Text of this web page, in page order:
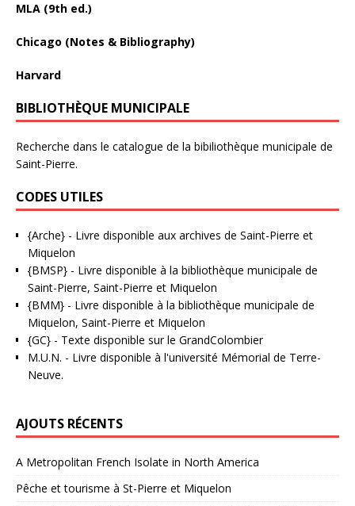
MLA (9th ed.)
Chicago (Notes & Bibliography)
Harvard
BIBLIOTHÈQUE MUNICIPALE
Recherche dans le catalogue de la bibiliothèque municipale de
Saint-Pierre.
CODES UTILES
{Arche} - Livre disponible aux archives de Saint-Pierre et
Miquelon
{BMSP} - Livre disponible à la bibliothèque municipale de
Saint-Pierre, Saint-Pierre et Miquelon
{BMM} - Livre disponible à la bibliothèque municipale de
Miquelon, Saint-Pierre et Miquelon
{GC} - Texte disponible sur le GrandColombier
M.U.N. - Livre disponible à l'université Mémorial de Terre-
Neuve.
AJOUTS RÉCENTS
A Metropolitan French Isolate in North America
Pêche et tourisme à St-Pierre et Miquelon